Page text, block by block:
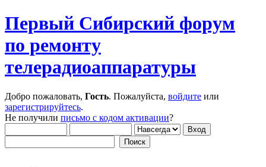
Первый Сибирский форум
по ремонту
телерадиоаппаратуры
Добро пожаловать, Гость. Пожалуйста, войдите или
зарегистрируйтесь.
Не получили письмо с кодом активации?